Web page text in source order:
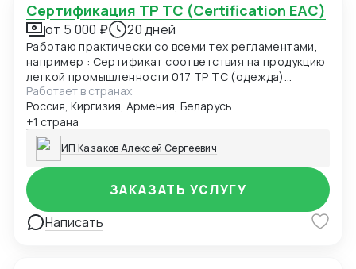
Сертификация ТР ТС (Certification EAC)
от 5 000 ₽ 20 дней
Работаю практически со всеми тех регламентами,
например : Сертификат соответствия на продукцию
легкой промышленности 017 ТР ТС (одежда)
Сертификат соответствия О безопасности
продукции, предназначенной для детей и
подростков 007 ТР ТС (детская одежда)
Сертификат соответствия О безопасности
низковольтного оборудования 004 ТР ТС
Сертификат соответствия Электромагнитная
совместимость технических средств 020 ТР ТС
Сертификат соответствия О БЕЗОПАСНОСТИ
КОЛЕСНЫХ ТРАНСПОРТНЫХ СРЕДСТВ 018 ТР ТС
Декларация соответствия ГОСТ, ЕАС Отказные
Работает в странах
Россия, Киргизия, Армения, Беларусь
+1 страна
ИП Казаков Алексей Сергеевич
Написать
ЗАКАЗАТЬ УСЛУГУ